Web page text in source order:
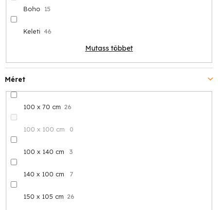
Méret
100 x 70 cm 26
100 x 100 cm 0
100 x 140 cm 3
140 x 100 cm 7
150 x 105 cm 26
Boho 15
Keleti 46
Mutass többet